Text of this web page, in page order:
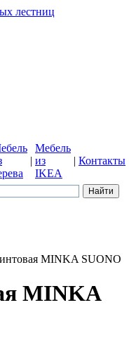
|
Мебель
из
IKEA
| Контакты
MINKA SUONO
MINKA